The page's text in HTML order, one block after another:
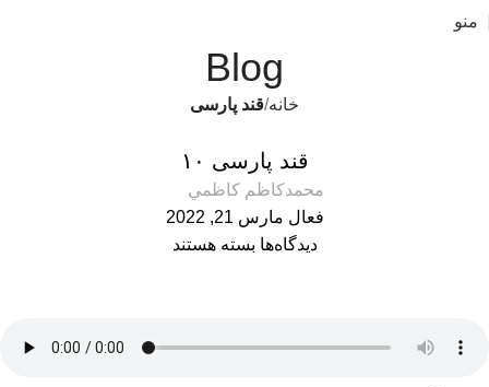
منو
Blog
خانه قند پارسی
قند پارسی ۱۰
محمدكاظم كاظمي
فعال مارس 21, 2022
دیدگاه‌ها بسته هستند